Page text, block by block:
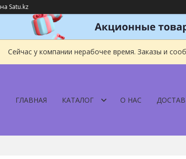
на Satu.kz
Сейчас у компании нерабочее время. Заказы и
ГЛАВНАЯ КАТАЛОГ О НАС